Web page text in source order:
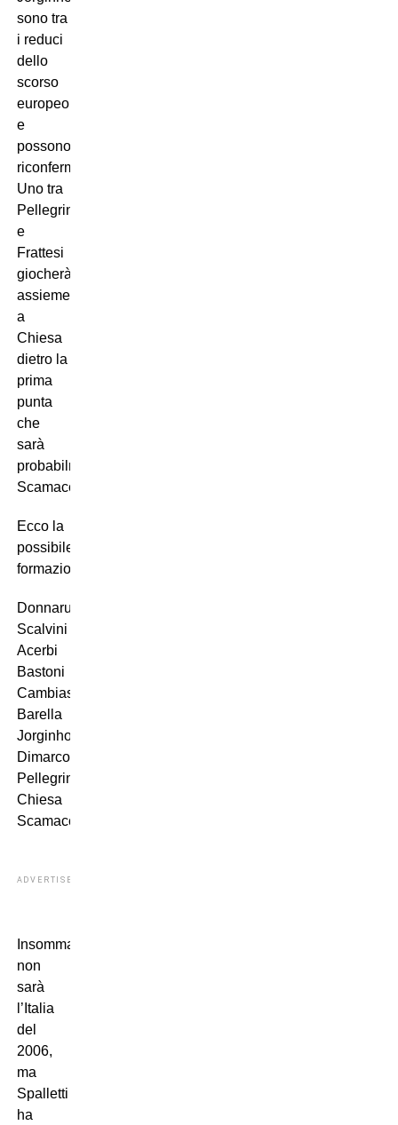
sono tra
i reduci
dello
scorso
europeo
e
possono
riconfermarsi.
Uno tra
Pellegrini
e
Frattesi
giocherà
assieme
a
Chiesa
dietro la
prima
punta
che
sarà
probabilmente
Scamacca.
Ecco la
possibile
formazione:
Donnarumma
Scalvini
Acerbi
Bastoni
Cambiaso
Barella
Jorginho
Dimarco
Pellegrini
Chiesa
Scamacca
ADVERTISEMENT
Insomma,
non
sarà
l’Italia
del
2006,
ma
Spalletti
ha